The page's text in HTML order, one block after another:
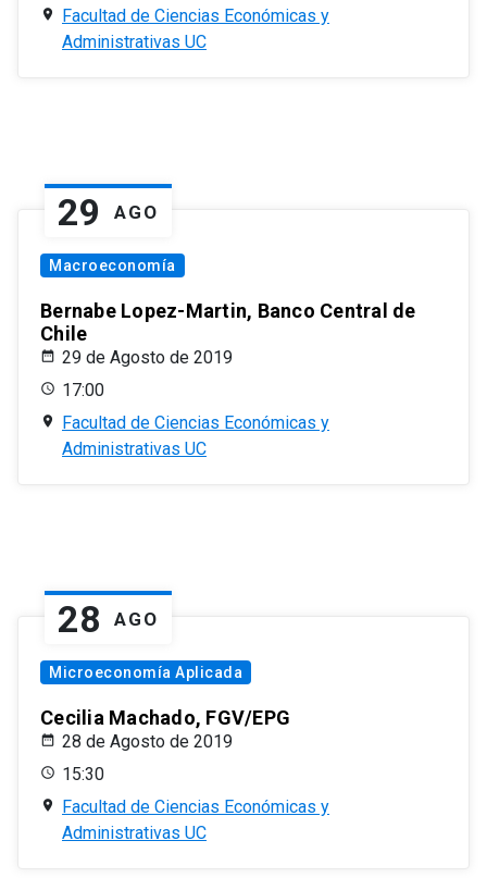
Facultad de Ciencias Económicas y
Administrativas UC
29 AGO
Macroeconomía
Bernabe Lopez-Martin, Banco Central de
Chile
29 de Agosto de 2019
17:00
Facultad de Ciencias Económicas y
Administrativas UC
28 AGO
Microeconomía Aplicada
Cecilia Machado, FGV/EPG
28 de Agosto de 2019
15:30
Facultad de Ciencias Económicas y
Administrativas UC